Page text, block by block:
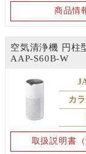
商品情
空気清浄機 円柱
AAP-S60B-W
カ
取扱説明書（